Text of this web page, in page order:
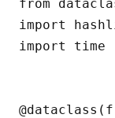
from
import
import time